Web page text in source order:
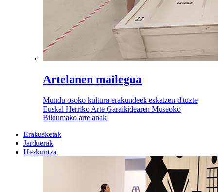
Artelanen mailegua
Mundu osoko kultura-erakundeek eskatzen dituzte
Euskal Herriko Arte Garaikidearen Museoko
Bildumako artelanak
Erakusketak
Jarduerak
Hezkuntza